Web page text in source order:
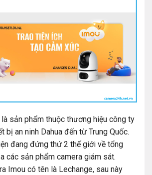
sản phẩm thuộc thương hiệu công ty
bị an ninh Dahua đến từ Trung Quốc.
đang đứng thứ 2 thế giới về tổng
các sản phẩm camera giám sát.
Imou có tên là Lechange, sau này